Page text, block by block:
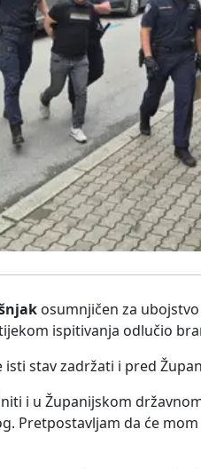
osumnjičen za
ispitivanja odlučio
isti stav zadržati i pred
i u Županijskom
Pretpostavljam da će